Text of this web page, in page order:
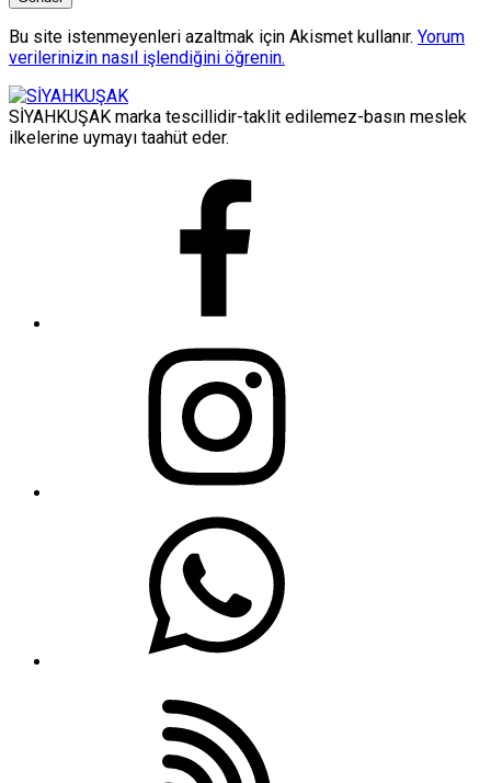
Bu site istenmeyenleri azaltmak için Akismet kullanır. Yorum
verilerinizin nasıl işlendiğini öğrenin.
SİYAHKUŞAK marka tescillidir-taklit edilemez-basın meslek
ilkelerine uymayı taahüt eder.